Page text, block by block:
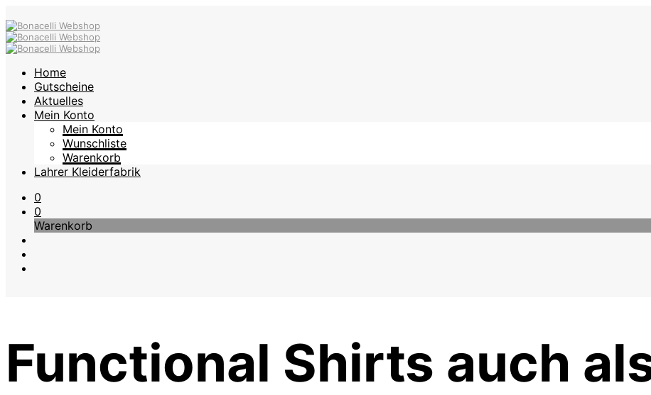
Home
Gutscheine
Aktuelles
Mein Konto
Mein Konto
Wunschliste
Warenkorb
Lahrer Kleiderfabrik
0
0
Warenkorb
Functional Shirts auch